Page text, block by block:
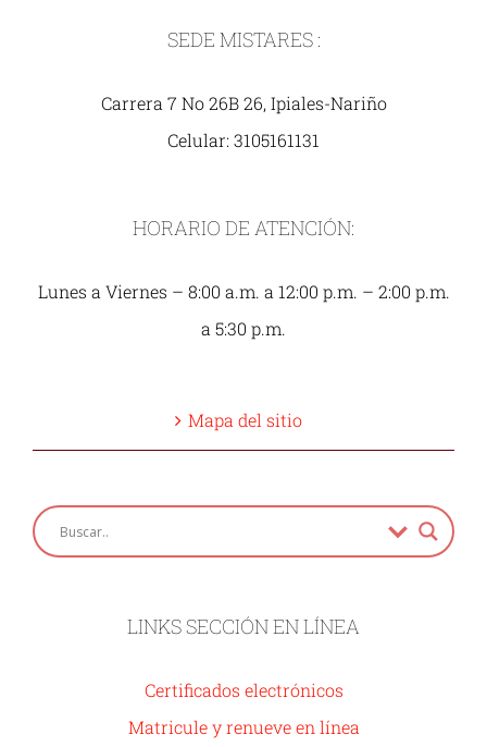
SEDE MISTARES :
Carrera 7 No 26B 26, Ipiales-Nariño
Celular: 3105161131
HORARIO DE ATENCIÓN:
Lunes a Viernes – 8:00 a.m. a 12:00 p.m. – 2:00 p.m.
a 5:30 p.m.
Mapa del sitio
LINKS SECCIÓN EN LÍNEA
Certificados electrónicos
Matricule y renueve en línea